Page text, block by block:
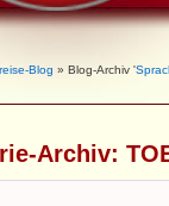
Blog » Blog-Archiv '
Archiv: